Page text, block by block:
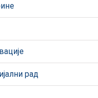
рад